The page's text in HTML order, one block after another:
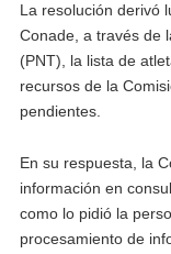
La resolución derivó
Conade, a través de
(PNT), la lista de
recursos de la
pendientes.
En su respuesta, la
información en
como lo pidió la
procesamiento de